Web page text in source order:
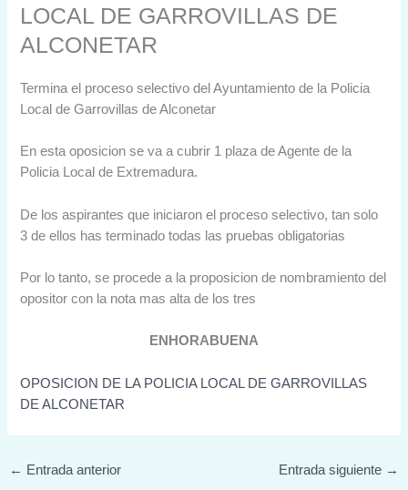
LOCAL DE GARROVILLAS DE
ALCONETAR
Termina el proceso selectivo del Ayuntamiento de la Policia
Local de Garrovillas de Alconetar
En esta oposicion se va a cubrir 1 plaza de Agente de la
Policia Local de Extremadura.
De los aspirantes que iniciaron el proceso selectivo, tan solo
3 de ellos has terminado todas las pruebas obligatorias
Por lo tanto, se procede a la proposicion de nombramiento del
opositor con la nota mas alta de los tres
ENHORABUENA
OPOSICION DE LA POLICIA LOCAL DE GARROVILLAS
DE ALCONETAR
← Entrada anterior Entrada siguiente →